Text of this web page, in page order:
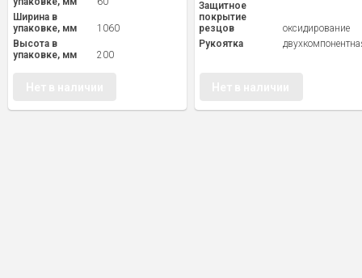
Ширина в
упаковке, мм
1060
Высота в
упаковке, мм
200
Защитное
покрытие
резцов
оксидирование
Рукоятка